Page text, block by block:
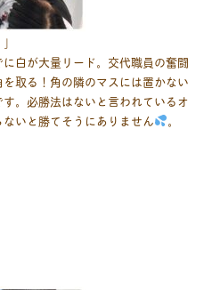
白が大量リード。交代職員の奮闘
取る！角の隣のマスには置かない
。必勝法はないと言われているオ
いと勝てそうにありません
。